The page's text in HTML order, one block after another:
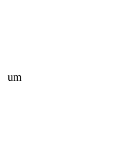
um